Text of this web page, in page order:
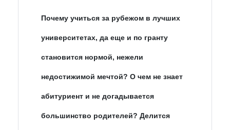
Почему учиться за рубежом в лучших
университетах, да еще и по гранту
становится нормой, нежели
недостижимой мечтой? О чем не знает
абитуриент и не догадывается
большинство родителей? Делится